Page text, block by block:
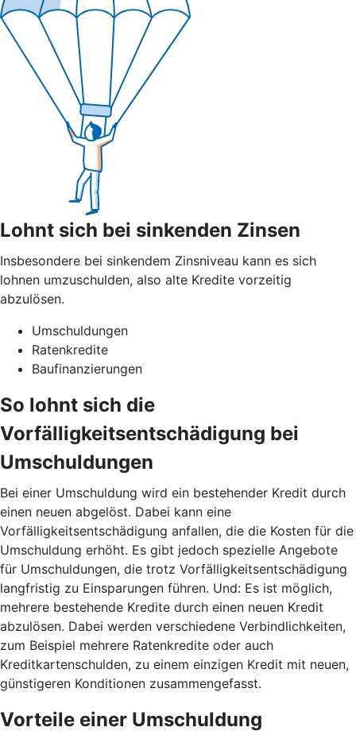
Lohnt sich bei sinkenden Zinsen
Insbesondere bei sinkendem Zinsniveau kann es sich
lohnen umzuschulden, also alte Kredite vorzeitig
abzulösen.
Umschuldungen
Ratenkredite
Baufinanzierungen
So lohnt sich die
Vorfälligkeitsentschädigung bei
Umschuldungen
Bei einer Umschuldung wird ein bestehender Kredit durch
einen neuen abgelöst. Dabei kann eine
Vorfälligkeitsentschädigung anfallen, die die Kosten für die
Umschuldung erhöht. Es gibt jedoch spezielle Angebote
für Umschuldungen, die trotz Vorfälligkeitsentschädigung
langfristig zu Einsparungen führen. Und: Es ist möglich,
mehrere bestehende Kredite durch einen neuen Kredit
abzulösen. Dabei werden verschiedene Verbindlichkeiten,
zum Beispiel mehrere Ratenkredite oder auch
Kreditkartenschulden, zu einem einzigen Kredit mit neuen,
günstigeren Konditionen zusammengefasst.
Vorteile einer Umschuldung